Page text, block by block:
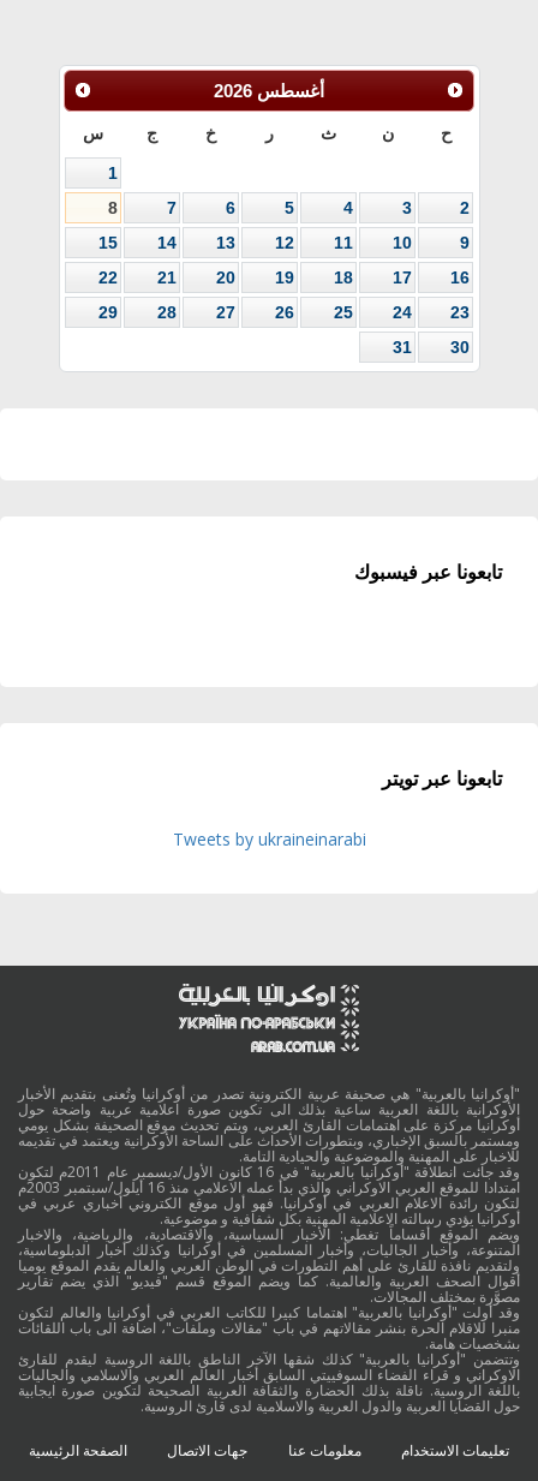
أغسطس 2026
ح ن ث ر خ ج س
1
2
3
4
5
6
7
8
9
10
11
12
13
14
15
16
17
18
19
20
21
22
23
24
25
26
27
28
29
30
31
تابعونا عبر فيسبوك
تابعونا عبر تويتر
Tweets by ukraineinarabi
"أوكرانيا بالعربية" هي صحيفة عربية الكترونية تصدر من أوكرانيا وتُعنى بتقديم الأخبار
الأوكرانية باللغة العربية ساعية بذلك الى تكوين صورة اعلامية عربية واضحة حول
أوكرانيا مركزة على اهتمامات القارئ العربي، ويتم تحديث موقع الصحيفة بشكل يومي
ومستمر بالسبق الإخباري، وبتطورات الأحداث على الساحة الأوكرانية ويعتمد في تقديمه
للاخبار على المهنية والموضوعية والحيادية التامة.
وقد جائت انطلاقة "أوكرانيا بالعربية" في 16 كانون الأول/ديسمبر عام 2011م لتكون
امتدادا للموقع العربي الاوكراني والذي بدأ عمله الاعلامي منذ 16 أيلول/سبتمبر 2003م
لتكون رائدة الاعلام العربي في أوكرانيا. فهو أول موقع الكتروني أخباري عربي في
أوكرانيا يؤدي رسالته الاعلامية المهنية بكل شفافية و موضوعية.
ويضم الموقع أقساماً تغطي: الأخبار السياسية، والاقتصادية، والرياضية، والاخبار
المتنوعة، وأخبار الجاليات، وأخبار المسلمين في أوكرانيا وكذلك أخبار الدبلوماسية،
ولتقديم نافذة للقارئ على أهم التطورات في الوطن العربي والعالم يقدم الموقع يوميا
أقوال الصحف العربية والعالمية. كما ويضم الموقع قسم "فيديو" الذي يضم تقارير
مصوَّرة بمختلف المجالات.
وقد أولت "أوكرانيا بالعربية" اهتماما كبيرا للكاتب العربي في أوكرانيا والعالم لتكون
منبرا للاقلام الحرة بنشر مقالاتهم في باب "مقالات وملفات"، اضافة الى باب اللقائات
بشخصيات هامة.
وتتضمن "أوكرانيا بالعربية" كذلك شقها الآخر الناطق باللغة الروسية ليقدم للقارئ
الاوكراني و قراء الفضاء السوفييتي السابق أخبار العالم العربي والاسلامي والجاليات
باللغة الروسية. ناقلة بذلك الحضارة والثقافة العربية الصحيحة لتكوين صورة ايجابية
حول القضايا العربية والدول العربية والاسلامية لدى قارئ الروسية.
تعليمات الاستخدام معلومات عنا جهات الاتصال الصفحة الرئيسية